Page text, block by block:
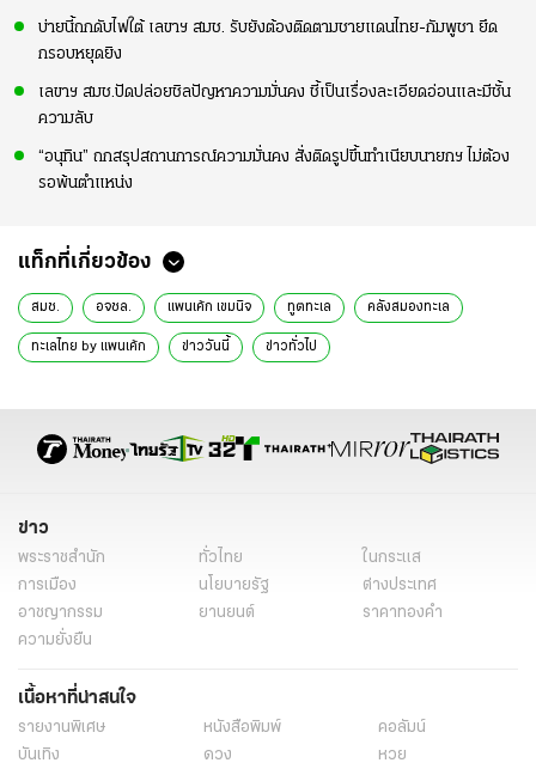
บ่ายนี้ถกดับไฟใต้ เลขาฯ สมช. รับยังต้องติดตามชายแดนไทย-กัมพูชา ยึด
กรอบหยุดยิง
เลขาฯ สมช.ปัดปล่อยชิลปัญหาความมั่นคง ชี้เป็นเรื่องละเอียดอ่อนและมีชั้น
ความลับ
“อนุทิน” ถกสรุปสถานการณ์ความมั่นคง สั่งติดรูปขึ้นทำเนียบนายกฯ ไม่ต้อง
รอพ้นตำแหน่ง
แท็กที่เกี่ยวข้อง
สมช. อจชล. แพนเค้ก เขมนิจ ทูตทะเล คลังสมองทะเล
ทะเลไทย by แพนเค้ก ข่าววันนี้ ข่าวทั่วไป
ข่าว
พระราชสำนัก ทั่วไทย
ในกระแส
การเมือง
นโยบายรัฐ
ต่างประเทศ
อาชญากรรม
ยานยนต์
ราคาทองคำ
ความยั่งยืน
เนื้อหาที่น่าสนใจ
รายงานพิเศษ หนังสือพิมพ์
คอลัมน์
บันเทิง
ดวง
หวย